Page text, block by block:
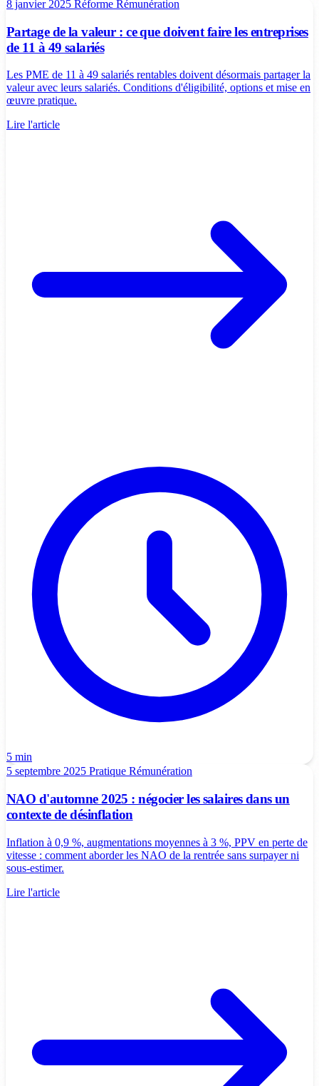
8 janvier 2025 Réforme Rémunération
Partage de la valeur : ce que doivent faire les entreprises
de 11 à 49 salariés
Les PME de 11 à 49 salariés rentables doivent désormais partager la
valeur avec leurs salariés. Conditions d'éligibilité, options et mise en
œuvre pratique.
Lire l'article
5 min
5 septembre 2025 Pratique Rémunération
NAO d'automne 2025 : négocier les salaires dans un
contexte de désinflation
Inflation à 0,9 %, augmentations moyennes à 3 %, PPV en perte de
vitesse : comment aborder les NAO de la rentrée sans surpayer ni
sous-estimer.
Lire l'article